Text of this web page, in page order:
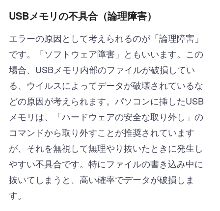
USBメモリの不具合（論理障害）
エラーの原因として考えられるのが「論理障害」
です。「ソフトウェア障害」ともいいます。この
場合、USBメモリ内部のファイルが破損してい
る、ウイルスによってデータが破壊されているな
どの原因が考えられます。パソコンに挿したUSB
メモリは、「ハードウェアの安全な取り外し」の
コマンドから取り外すことが推奨されています
が、それを無視して無理やり抜いたときに発生し
やすい不具合です。特にファイルの書き込み中に
抜いてしまうと、高い確率でデータが破損しま
す。